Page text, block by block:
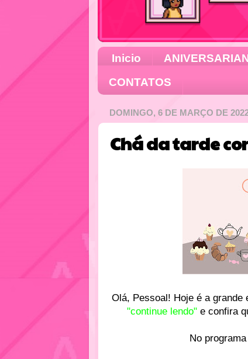
Inicio
CONTATOS
DOMINGO, 6 DE MARÇO DE
Chá da tarde
Olá, Pessoal! Hoje é a grande
"continue lendo"e confira
No